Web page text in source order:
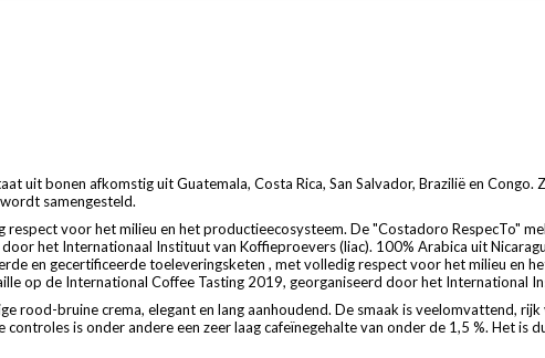
uit bonen afkomstig uit Guatemala, Costa Rica, San Salvador, Brazilië en
samengesteld.
respect voor het milieu en het productieecosysteem. De "Costadoro RespecTo"
het Internationaal Instituut van Koffieproevers (liac). 100% Arabica uit
en gecertificeerde toeleveringsketen , met volledig respect voor het milieu en
op de International Coffee Tasting 2019, georganiseerd door het International
rood-bruine crema, elegant en lang aanhoudend. De smaak is veelomvattend,
is onder andere een zeer laag cafeïnegehalte van onder de 1,5 %. Het is